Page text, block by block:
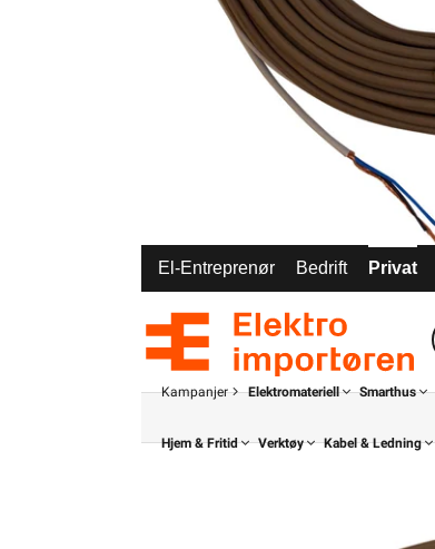
El-Entreprenør Bedrift Privat
Kampanjer Elektromateriell Smarthus
Hjem & Fritid Verktøy Kabel & Ledning